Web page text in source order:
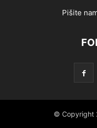
Pišite
© Copyright